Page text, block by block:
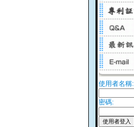
使用者名稱:
密碼: